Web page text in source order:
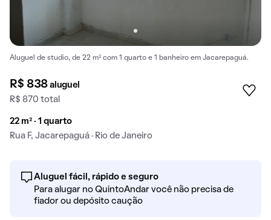
Aluguel de studio, de 22 m² com 1 quarto e 1 banheiro em Jacarepaguá.
R$ 838aluguel
R$ 870 total
22 m² · 1 quarto
Rua F, Jacarepaguá · Rio de Janeiro
Aluguel fácil, rápido e seguro
Para alugar no QuintoAndar você não precisa de
fiador ou depósito caução